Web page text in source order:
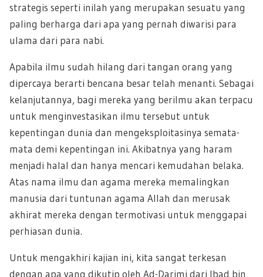
strategis seperti inilah yang merupakan sesuatu yang
paling berharga dari apa yang pernah diwarisi para
ulama dari para nabi.
Apabila ilmu sudah hilang dari tangan orang yang
dipercaya berarti bencana besar telah menanti. Sebagai
kelanjutannya, bagi mereka yang berilmu akan terpacu
untuk menginvestasikan ilmu tersebut untuk
kepentingan dunia dan mengeksploitasinya semata-
mata demi kepentingan ini. Akibatnya yang haram
menjadi halal dan hanya mencari kemudahan belaka.
Atas nama ilmu dan agama mereka memalingkan
manusia dari tuntunan agama Allah dan merusak
akhirat mereka dengan termotivasi untuk menggapai
perhiasan dunia.
Untuk mengakhiri kajian ini, kita sangat terkesan
dengan apa yang dikutip oleh Ad-Darimi dari Ibad bin